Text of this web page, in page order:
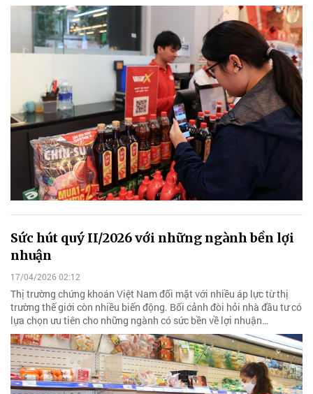
Sức hút quý II/2026 với những ngành bền lợi
nhuận
17/04/2026 02:12
Thị trường chứng khoán Việt Nam đối mặt với nhiều áp lực từ thị
trường thế giới còn nhiều biến động. Bối cảnh đòi hỏi nhà đầu tư có
lựa chọn ưu tiên cho những ngành có sức bền về lợi nhuận…